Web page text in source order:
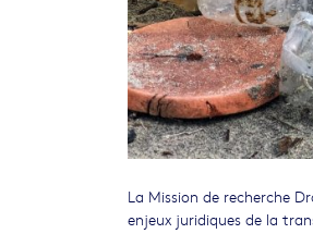
La Mission de recherche
enjeux juridiques de la